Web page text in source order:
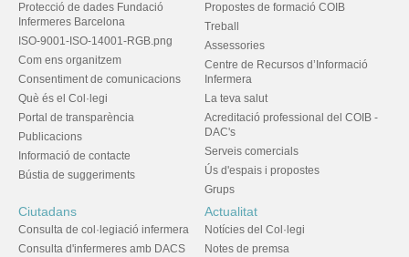
Protecció de dades Fundació
Infermeres Barcelona
ISO-9001-ISO-14001-RGB.png
Com ens organitzem
Consentiment de comunicacions
Què és el Col·legi
Portal de transparència
Publicacions
Informació de contacte
Bústia de suggeriments
Propostes de formació COIB
Treball
Assessories
Centre de Recursos d’Informació
Infermera
La teva salut
Acreditació professional del COIB -
DAC's
Serveis comercials
Ús d'espais i propostes
Grups
Ciutadans
Consulta de col·legiació infermera
Consulta d'infermeres amb DACS
Actualitat
Notícies del Col·legi
Notes de premsa